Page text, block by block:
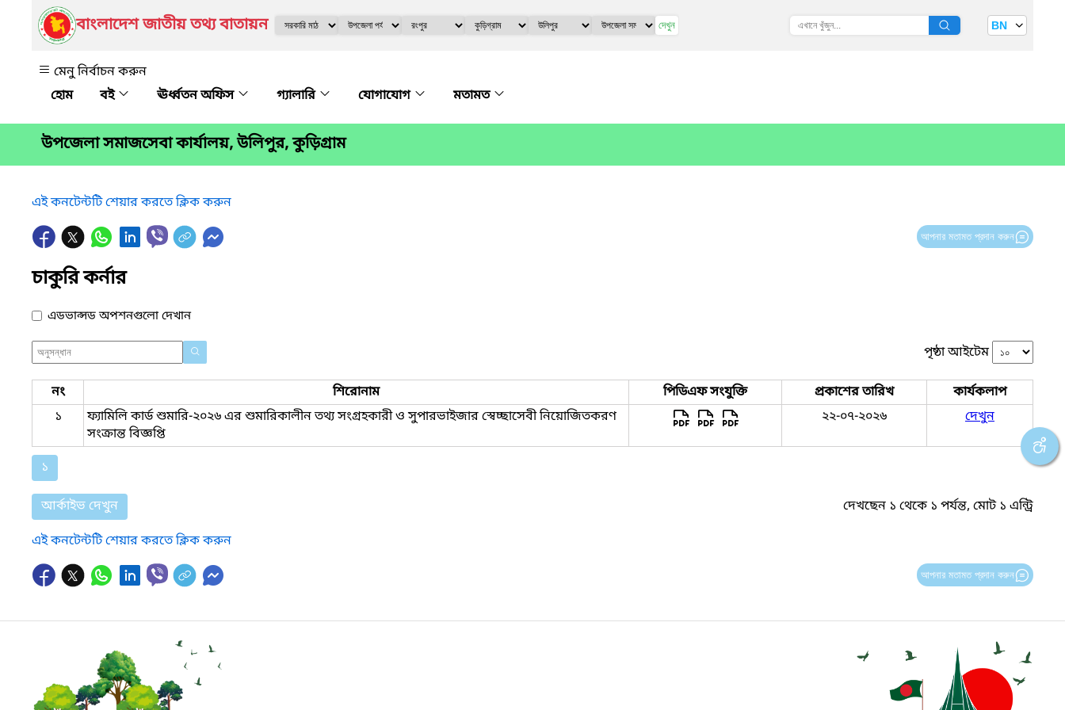
বাংলাদেশ জাতীয় তথ্য বাতায়ন দেখুন BN
মেনু নির্বাচন করুন
বই
ঊর্ধ্বতন অফিস গ্যালারি যোগাযোগ মতামত
উপজেলা সমাজসেবা কার্যালয়, উলিপুর, কুড়িগ্রাম
এই কনটেন্টটি শেয়ার করতে ক্লিক করুন
আপনার মতামত প্রদান করুন
চাকুরি কর্নার
এডভান্সড অপশনগুলো দেখান
পৃষ্ঠা আইটেম
নং শিরোনাম পিডিএফ সংযুক্তি প্রকাশের তারিখ
কার্যকলাপ
১
ফ্যামিলি কার্ড শুমারি-২০২৬ এর শুমারিকালীন তথ্য সংগ্রহকারী ও সুপারভাইজার স্বেচ্ছাসেবী নিয়োজিতকরণ
সংক্রান্ত বিজ্ঞপ্তি
২২-০৭-২০২৬ দেখুন
১
আর্কাইভ দেখুন
দেখছেন ১ থেকে ১ পর্যন্ত, মোট ১ এন্ট্রি
এই কনটেন্টটি শেয়ার করতে ক্লিক করুন
আপনার মতামত প্রদান করুন